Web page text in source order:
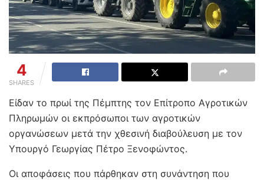
4
SHARES
Είδαν το πρωί της Πέμπτης τον Επίτροπο Αγροτικών
Πληρωμών οι εκπρόσωποι των αγροτικών
οργανώσεων μετά την χθεσινή διαβούλευση με τον
Υπουργό Γεωργίας Πέτρο Ξενοφώντος.
Οι αποφάσεις που πάρθηκαν στη συνάντηση που